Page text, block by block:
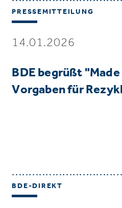
PRESSEMITTEILUNG
14.01.2026
BDE begrüßt
Vorgaben für
BDE-DIREKT